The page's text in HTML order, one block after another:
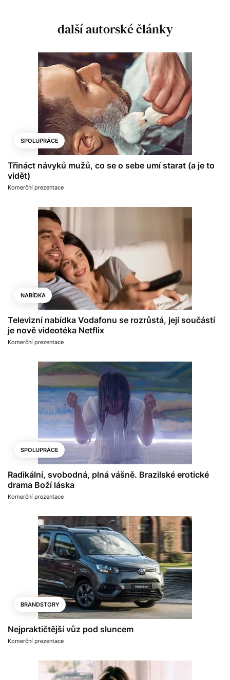
další autorské články
SPOLUPRÁCE
Třináct návyků mužů, co se o sebe umí starat (a je to
vidět)
Komerční prezentace
NABÍDKA
Televizní nabídka Vodafonu se rozrůstá, její součástí
je nově videotéka Netflix
Komerční prezentace
SPOLUPRÁCE
Radikální, svobodná, plná vášně. Brazilské erotické
drama Boží láska
Komerční prezentace
BRANDSTORY
Nejpraktičtější vůz pod sluncem
Komerční prezentace